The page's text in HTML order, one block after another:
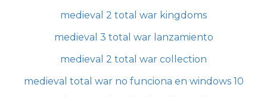
medieval 2 total war kingdoms
medieval 3 total war lanzamiento
medieval 2 total war collection
medieval total war no funciona en windows 10